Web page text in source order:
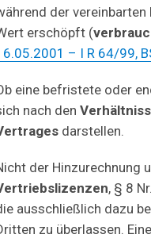
der
erschöpft (
– I R 64/99,
eine befristete oder
nach den
darstellen.
der Hinzurechnung
, § 8
ausschließlich dazu
zu überlassen.